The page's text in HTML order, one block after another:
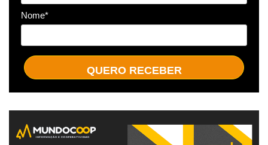
Nome*
QUERO RECEBER